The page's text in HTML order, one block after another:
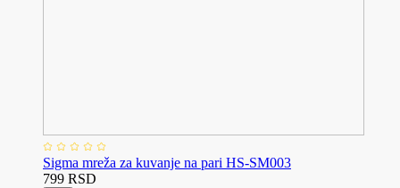
Sigma mreža za kuvanje na pari HS-SM003
799 RSD